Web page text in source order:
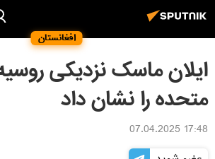
افغانستان
ایلان ماسک نزدیکی
متحده را نشان داد
17:48 07.04.2025